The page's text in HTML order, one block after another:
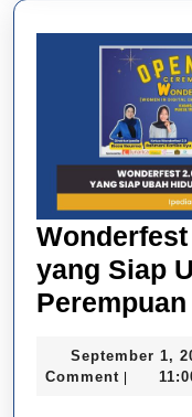
yang Siap
September 1,
Comment